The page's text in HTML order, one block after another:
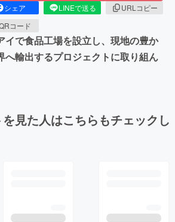
シェア LINEで送る
URLコピー
コード
イで食品工場を設立し、現地の豊か
へ輸出するプロジェクトに取り組ん
見た人はこちらもチェックし